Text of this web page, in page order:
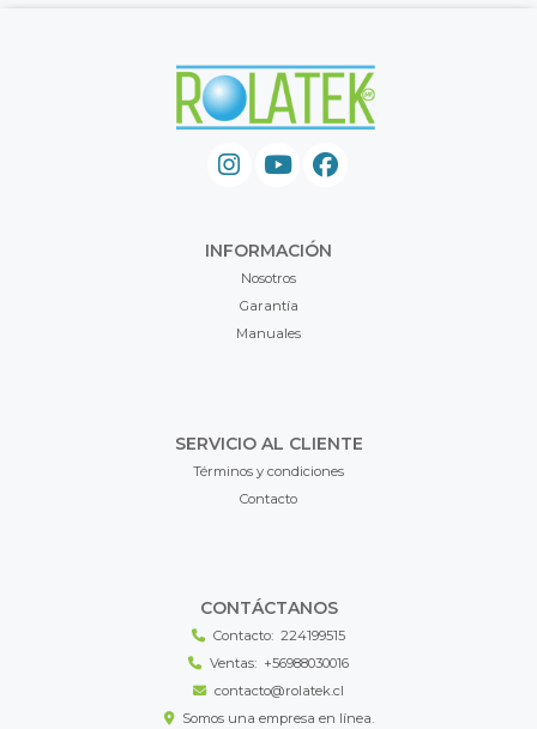
INFORMACIÓN
Nosotros
Garantía
Manuales
SERVICIO AL CLIENTE
Términos y condiciones
Contacto
CONTÁCTANOS
Contacto: 224199515
Ventas: +56988030016
contacto@rolatek.cl
Somos una empresa en línea.